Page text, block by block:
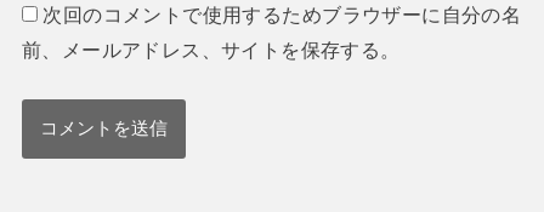
次回のコメントで使用するためブラウザーに自分の名
前、メールアドレス、サイトを保存する。